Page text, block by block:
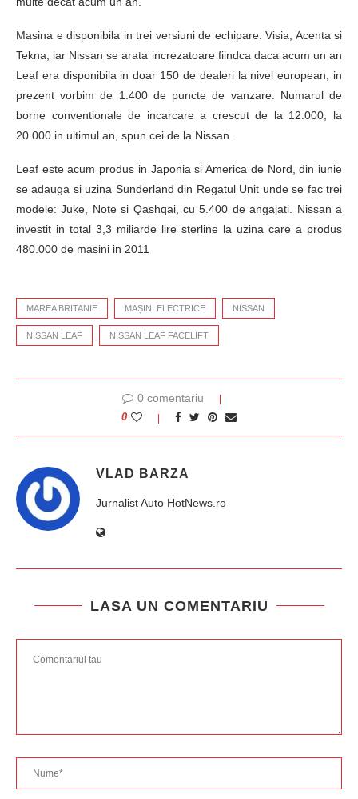
Masina e disponibila in trei versiuni de echipare: Visia, Acenta si
Tekna, iar Nissan se arata increzatoare fiindca daca acum un an
Leaf era disponibila in doar 150 de dealeri la nivel european, in
prezent vorbim de 1.400 de puncte de vanzare. Numarul de
borne conventionale de incarcare a crescut de la 12.000, la
20.000 in ultimul an, spun cei de la Nissan.
Leaf este acum produs in Japonia si America de Nord, din iunie
se adauga si uzina Sunderland din Regatul Unit unde se fac trei
modele: Juke, Note si Qashqai, cu 5.400 de angajati. Nissan a
investit in total 3,3 miliarde lire sterline la uzina care a produs
480.000 de masini in 2011
MAREA BRITANIE MAȘINI ELECTRICE NISSAN
NISSAN LEAF NISSAN LEAF FACELIFT
0 comentariu
0
VLAD BARZA
Jurnalist Auto HotNews.ro
LASA UN COMENTARIU